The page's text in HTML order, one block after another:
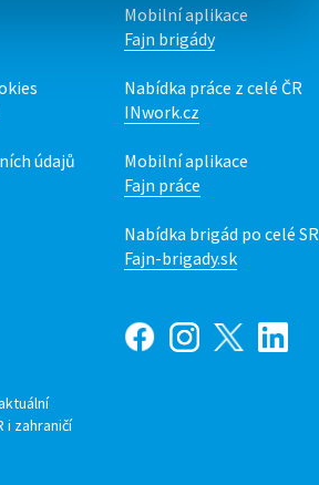
údajů
Mobilní aplikace
Fajn brigády
Nabídka práce z celé ČR
INwork.cz
Mobilní aplikace
Fajn práce
Nabídka brigád po celé SR
Fajn-brigady.sk
i zahraničí